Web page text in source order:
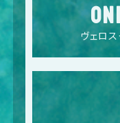
ヴェロ